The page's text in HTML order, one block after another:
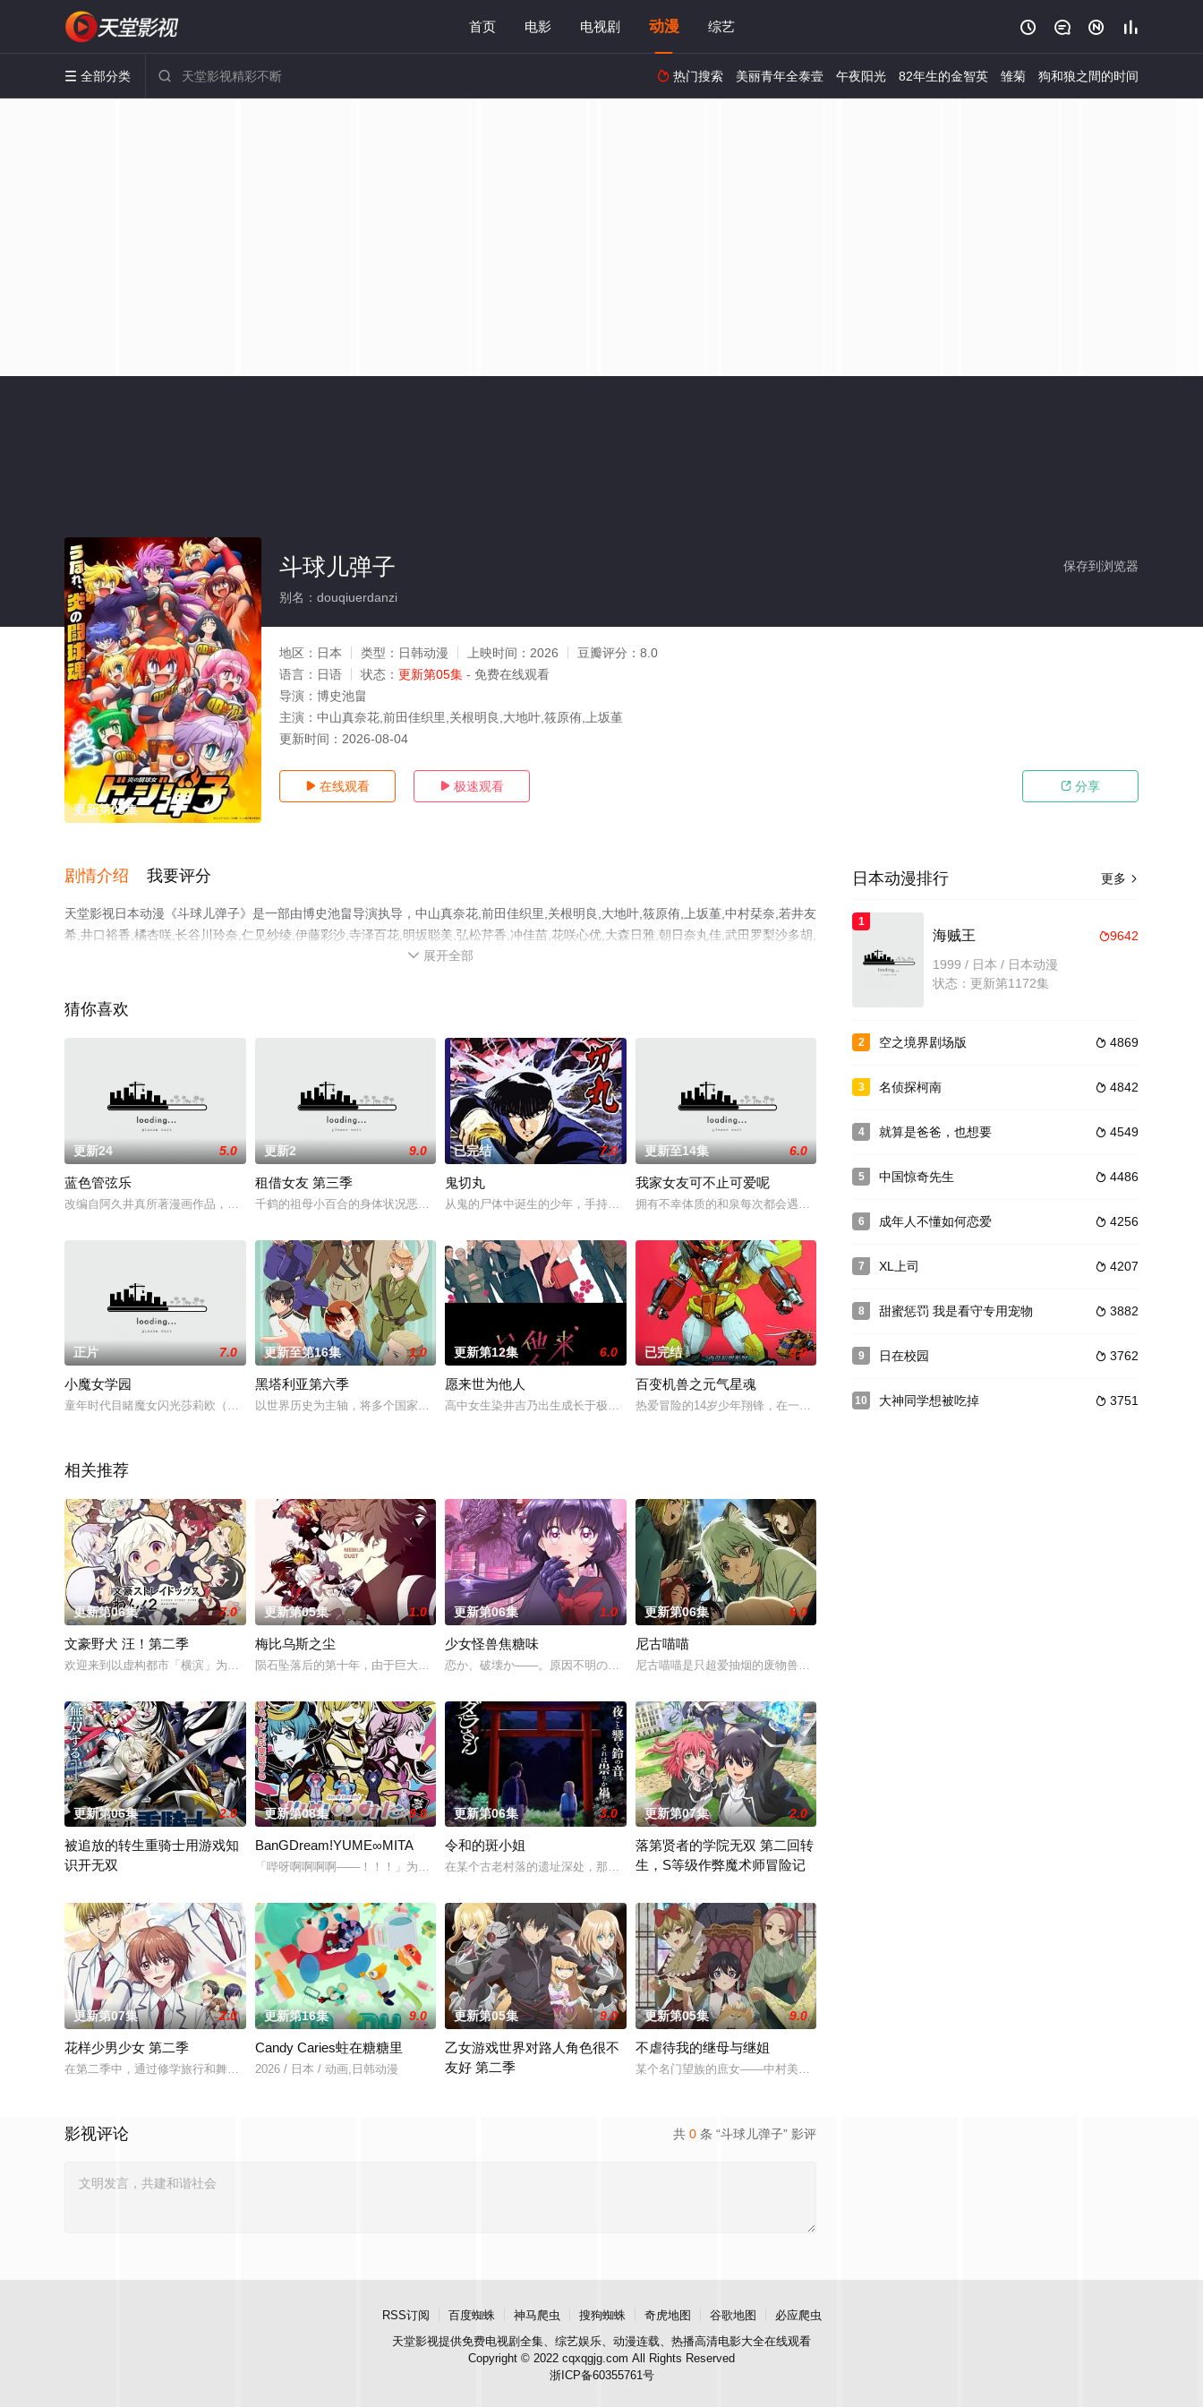
首页 电影 电视剧 动漫 综艺    
 全部分类   热门搜索 美丽青年全泰壹 午夜阳光 82年生的金智英 雏菊 狗和狼之間的时间
更新第05集
保存到浏览器
斗球儿弹子
别名：douqiuerdanzi
地区： 日本 类型： 日韩动漫 上映时间： 2026 豆瓣评分： 8.0
语言： 日语 状态： 更新第05集 - 免费在线观看
导演： 博史池畠
主演： 中山真奈花,前田佳织里,关根明良,大地叶,筱原侑,上坂堇
更新时间： 2026-08-04
 在线观看  极速观看  分享
剧情介绍 我要评分
天堂影视日本动漫《斗球儿弹子》是一部由博史池畠导演执导，中山真奈花,前田佳织里,关根明良,大地叶,筱原侑,上坂堇,中村栞奈,若井友
希,井口裕香,橘杏咲,长谷川玲奈,仁见纱绫,伊藤彩沙,寺泽百花,明坂聪美,弘松芹香,冲佳苗,花咲心优,大森日雅,朝日奈丸佳,武田罗梨沙多胡,
菲鲁兹·蓝,三日尻望,伊濑茉莉也,井上麻里奈,小坂井祐莉绘,井泽诗织,林梨花,藤寺美德,石井未纱,日高范子等明星演员精彩演绎的日本动
 展开全部
猜你喜欢
更新24 5.0
蓝色管弦乐
改编自阿久井真所著漫画作品，《蓝色管弦乐》宣布将TV动画化，
更新2 9.0
租借女友 第三季
千鹤的祖母小百合的身体状况恶化了，想把自己出演的电影给祖母看的千鹤陷入了两难事态。“一起拍电影吧!!”和也决心用众筹的方式来制作千鹤主演的电
已完结 7.0
鬼切丸
从鬼的尸体中诞生的少年，手持名为“鬼切丸”的日本刀。渴望成为人类的少年深信斩尽所有魔鬼后自己就会变成真正的人类，但由人类的悲、憎、怨
更新至14集 6.0
我家女友可不止可爱呢
拥有不幸体质的和泉每次都会遇到倒楣的事情，在高中联考时，他在女强人式守的帮助下，才得以拿回被风吹
正片 7.0
小魔女学园
童年时代目睹魔女闪光莎莉欧（日髙のり子 配音）出神入化的魔法表演，小女孩亚可（潘惠美 配音）立志成为像偶像那样出色的魔女。怀着这样的梦想，亚
更新至第16集 1.0
黑塔利亚第六季
以世界历史为主轴，将多个国家以及该国的文化以及风土民情拟人化，主要以喜剧短篇为主。
更新第12集 6.0
愿来世为他人
高中女生染井吉乃出生成长于极道之家。虽然家庭环境特殊，却也一直循规蹈矩过着平稳的日子。然而，就在吉乃与未婚夫深山雾岛宿命地相遇之
已完结 9.0
百变机兽之元气星魂
热爱冒险的14岁少年翔锋，在一次野外探险的时候闯入了外星侵略者和地球联合军的战场，在躲避攻击的过程
相关推荐
更新第06集 7.0
文豪野犬 汪！第二季
欢迎来到以虚构都市「横滨」为舞台，一众如同疯跑乱咬、四处乱窜的迷途犬们，热热闹闹、鸡飞狗跳的日常世界！ 依旧针锋相对、冲突不断的两方， 是专
更新第05集 1.0
梅比乌斯之尘
陨石坠落后的第十年，由于巨大结晶释放出的神秘粒子“梅比乌斯之尘”的影响，一部分孩子获得了名为“拉姆斯”的特殊能力。这些特殊能力者由于生存范围
更新第06集 1.0
少女怪兽焦糖味
恋か、破壊か――。原因不明の病に悩まされている女子高生・赤石黒絵（クロエ）。不器用で人との交流を避けて生きてきた彼女は、とある出
更新第06集 6.0
尼古喵喵
尼古喵喵是只超爱抽烟的废物兽人！因为缺乏伦理与卫生观念，不是把烟头往窗外乱丢，就是对人乱吐口水，
更新第06集 2.0
被追放的转生重骑士用游戏知
识开无双
更新第08集 9.0
BanGDream!YUME∞MITA
「哔呀啊啊啊啊——！！！」为了乐团出道而突然集结的团员们！虽然每个人都拥有耀眼夺目的个性与实力，但现在的她们根本无法进行任何乐团活动。这群女
更新第06集 3.0
令和的斑小姐
在某个古老村落的遗址深处，那一片禁止入内的区域里，存在着被口口相传为“窥之生厄、亵之招祟”的“不可触碰之物”。世代担任山神守护的三十木
更新第07集 2.0
落第贤者的学院无双 第二回转
生，S等级作弊魔术师冒险记
更新第07集 2.0
花样少男少女 第二季
在第二季中，通过修学旅行和舞会等在原作中广受欢迎的篇章，细腻地描绘了瑞稀、佐野、中津三人之间的情感发展。此外，佐野的弟弟·森，以及身为专业摄
更新第16集 9.0
Candy Caries蛀在糖糖里
2026 / 日本 / 动画,日韩动漫
更新第05集 9.0
乙女游戏世界对路人角色很不
友好 第二季
更新第05集 9.0
不虐待我的继母与继姐
某个名门望族的庶女——中村美冶，原本与母亲两人过着虽清贫却幸福的生活。然而有一天，她深爱的母亲去
共 0 条 “斗球儿弹子” 影评
影视评论
更多 
日本动漫排行
1
9642
海贼王
1999 / 日本 / 日本动漫
状态：更新第1172集
2  4869
空之境界剧场版
3  4842
名侦探柯南
4  4549
就算是爸爸，也想要
5  4486
中国惊奇先生
6  4256
成年人不懂如何恋爱
7  4207
XL上司
8  3882
甜蜜惩罚 我是看守专用宠物
9  3762
日在校园
10  3751
大神同学想被吃掉
RSS订阅 百度蜘蛛 神马爬虫 搜狗蜘蛛 奇虎地图 谷歌地图
必应爬虫
天堂影视提供免费电视剧全集、综艺娱乐、动漫连载、热播高清电影大全在线观看
Copyright © 2022 cqxqgjg.com All Rights Reserved
浙ICP备60355761号